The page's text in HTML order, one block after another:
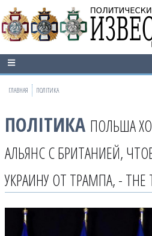
ГЛАВНАЯ ПОЛІТИКА
ПОЛІТИКА ПОЛЬША
АЛЬЯНС С БРИТАНИЕЙ,
УКРАИНУ ОТ ТРАМПА, - THE